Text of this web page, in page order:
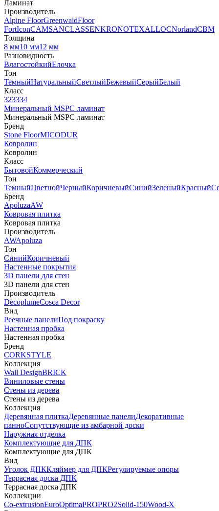
Ламинат
Производитель
Alpine FloorGreenwaldFloor
FortIconCAMSANCLASSENKRONOTEXALLOCNorlandCBM
Толщина
8 мм10 мм12 мм
Разновидность
ВлагостойкийЕлочка
Тон
ТемныйНатуральныйСветлыйБежевыйСерыйБелый
Класс
323334
Минеральный MSPC ламинат
Минеральный MSPC ламинат
Бренд
Stone FloorMICODUR
Ковролин
Ковролин
Класс
БытовойКоммерческий
Тон
ТемныйЦветнойЧерныйКоричневыйСинийЗеленыйКрасный
Бренд
ApoluzaAW
Ковровая плитка
Ковровая плитка
Производитель
AWApoluza
Тон
СинийКоричневый
Настенные покрытия
3D панели для стен
3D панели для стен
Производитель
DecoplumeCosca Decor
Вид
Реечные панелиПод покраску
Настенная пробка
Настенная пробка
Бренд
CORKSTYLE
Коллекция
Wall DesignBRICK
Виниловые стены
Стены из дерева
Стены из дерева
Коллекция
Деревянная плиткаДеревянные панелиДекоративные
панноСопутствующие из амбарной доски
Наружная отделка
Комплектующие для ДПК
Комплектующие для ДПК
Вид
Уголок ДПККляймер для ДПКРегулируемые опоры
Террасная доска ДПК
Террасная доска ДПК
Коллекции
Co-extrusionEuroOptimaPROPRO2Solid-150Wood-X